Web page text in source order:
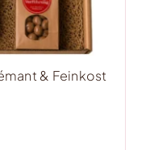
& Feinkost